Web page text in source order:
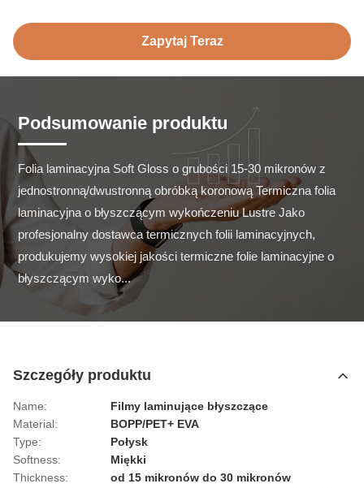
Zapytaj Teraz
Podsumowanie produktu
Folia laminacyjna Soft Gloss o grubości 15-30 mikronów z
jednostronną/dwustronną obróbką koronową Termiczna folia
laminacyjna o błyszczącym wykończeniu Lustre Jako
profesjonalny dostawca termicznych folii laminacyjnych,
produkujemy wysokiej jakości termiczne folie laminacyjne o
błyszczącym wyko...
Szczegóły produktu
Name:
Filmy laminujące błyszczące
Material:
BOPP/PET+ EVA
Type:
Połysk
Softness:
Miękki
Thickness:
od 15 mikronów do 30 mikronów